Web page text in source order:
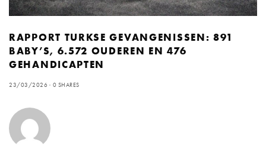
RAPPORT TURKSE GEVANGENISSEN: 891
BABY’S, 6.572 OUDEREN EN 476
GEHANDICAPTEN
23/03/2026 0 SHARES